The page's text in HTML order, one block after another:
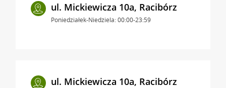
ul. Mickiewicza 10a, Racibórz
Poniedziałek-Niedziela: 00:00-23:59
ul. Mickiewicza 10a, Racibórz